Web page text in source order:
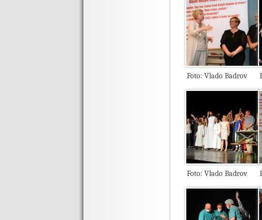
Foto: Vlado Badrov
Foto: Vlado Badrov